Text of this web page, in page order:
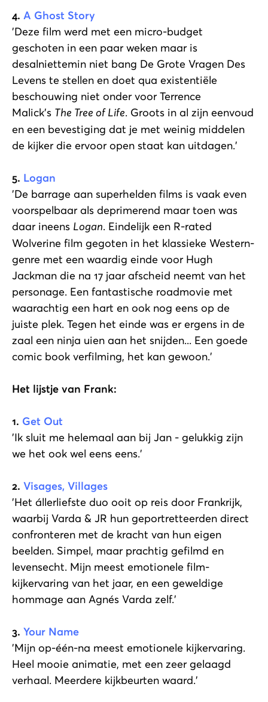
4. A Ghost Story
'Deze film werd met een micro-budget
geschoten in een paar weken maar is
desalniettemin niet bang De Grote Vragen Des
Levens te stellen en doet qua existentiële
beschouwing niet onder voor Terrence
Malick's The Tree of Life. Groots in al zijn eenvoud
en een bevestiging dat je met weinig middelen
de kijker die ervoor open staat kan uitdagen.'
5. Logan
'De barrage aan superhelden films is vaak even
voorspelbaar als deprimerend maar toen was
daar ineens Logan. Eindelijk een R-rated
Wolverine film gegoten in het klassieke Western-
genre met een waardig einde voor Hugh
Jackman die na 17 jaar afscheid neemt van het
personage. Een fantastische roadmovie met
waarachtig een hart en ook nog eens op de
juiste plek. Tegen het einde was er ergens in de
zaal een ninja uien aan het snijden... Een goede
comic book verfilming, het kan gewoon.'
Het lijstje van Frank:
1. Get Out
'Ik sluit me helemaal aan bij Jan - gelukkig zijn
we het ook wel eens eens.'
2. Visages, Villages
'Het állerliefste duo ooit op reis door Frankrijk,
waarbij Varda & JR hun geportretteerden direct
confronteren met de kracht van hun eigen
beelden. Simpel, maar prachtig gefilmd en
levensecht. Mijn meest emotionele film-
kijkervaring van het jaar, en een geweldige
hommage aan Agnés Varda zelf.'
3. Your Name
'Mijn op-één-na meest emotionele kijkervaring.
Heel mooie animatie, met een zeer gelaagd
verhaal. Meerdere kijkbeurten waard.'